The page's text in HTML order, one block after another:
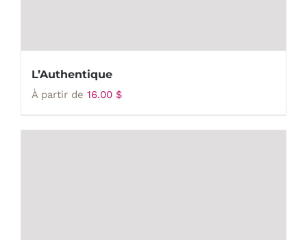
L’Authentique
À partir de 16.00 $